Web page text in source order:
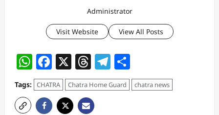
Administrator
Visit Website View All Posts
WhatsApp
Facebook
X Threads
Telegram
Tags: CHATRA Chatra Home Guard chatra news